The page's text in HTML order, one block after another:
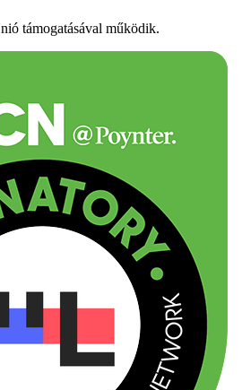
támogatásával működik.